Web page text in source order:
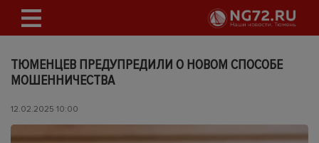
ТЮМЕНЦЕВ ПРЕДУПРЕДИЛИ О НОВОМ СПОСОБЕ
МОШЕННИЧЕСТВА
12.02.2025 10:00